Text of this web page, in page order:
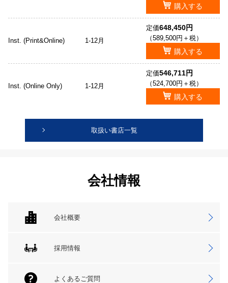
購入する
Inst. (Print&Online) 1-12月
定価648,450円
（589,500円＋税）
購入する
Inst. (Online Only) 1-12月
定価546,711円
（524,700円＋税）
購入する
取扱い書店一覧
会社情報
会社概要
採用情報
よくあるご質問